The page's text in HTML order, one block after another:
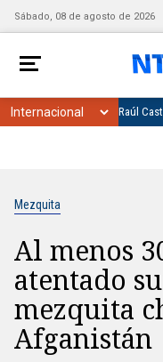
Sábado, 08 de agosto de 2026
Raúl
Mezquita
Al menos
atentado
mezquita
Afganistán